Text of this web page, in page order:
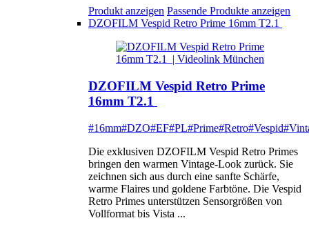
Produkt anzeigen Passende Produkte anzeigen
DZOFILM Vespid Retro Prime 16mm T2.1
DZOFILM Vespid Retro Prime
16mm T2.1
#16mm#DZO#EF#PL#Prime#Retro#Vespid
Die exklusiven DZOFILM Vespid Retro Primes
bringen den warmen Vintage-Look zurück. Sie
zeichnen sich aus durch eine sanfte Schärfe,
warme Flaires und goldene Farbtöne. Die Vespid
Retro Primes unterstützen Sensorgrößen von
Vollformat bis Vista ...